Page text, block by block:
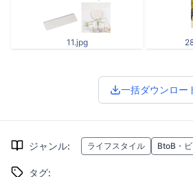
11.jpg
一括ダウンロー
ジャンル: ライフスタイル BtoB・
タグ: